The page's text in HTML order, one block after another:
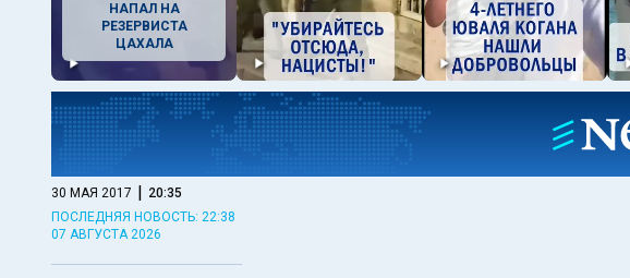
НАПАЛ НА
РЕЗЕРВИСТА
ЦАХАЛА
30 МАЯ 2017 | 20:35
ПОСЛЕДНЯЯ НОВОСТЬ: 22:38
07 АВГУСТА 2026